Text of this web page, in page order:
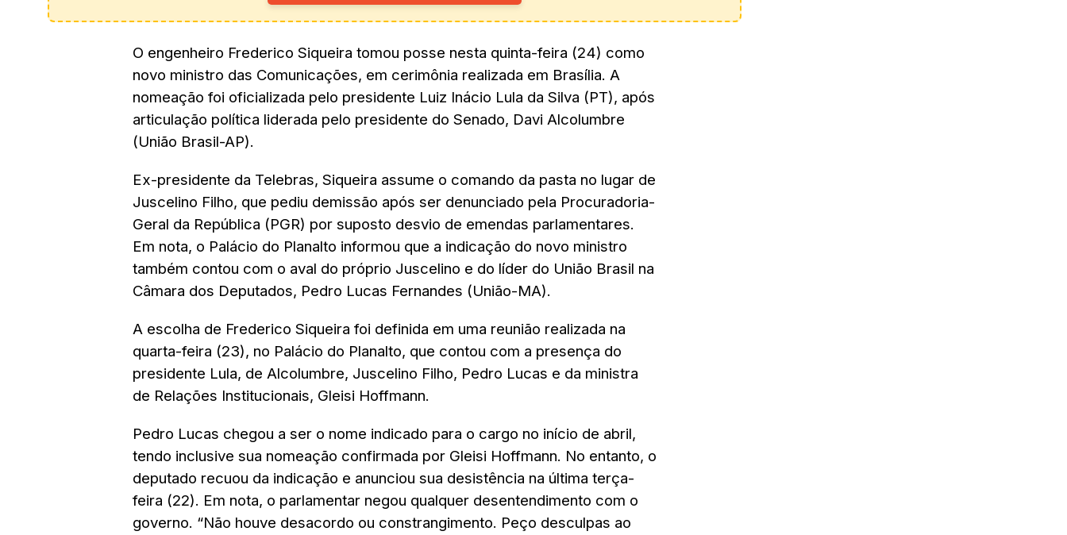
O engenheiro Frederico Siqueira tomou posse nesta quinta-feira (24) como
novo ministro das Comunicações, em cerimônia realizada em Brasília. A
nomeação foi oficializada pelo presidente Luiz Inácio Lula da Silva (PT), após
articulação política liderada pelo presidente do Senado, Davi Alcolumbre
(União Brasil-AP).
Ex-presidente da Telebras, Siqueira assume o comando da pasta no lugar de
Juscelino Filho, que pediu demissão após ser denunciado pela Procuradoria-
Geral da República (PGR) por suposto desvio de emendas parlamentares.
Em nota, o Palácio do Planalto informou que a indicação do novo ministro
também contou com o aval do próprio Juscelino e do líder do União Brasil na
Câmara dos Deputados, Pedro Lucas Fernandes (União-MA).
A escolha de Frederico Siqueira foi definida em uma reunião realizada na
quarta-feira (23), no Palácio do Planalto, que contou com a presença do
presidente Lula, de Alcolumbre, Juscelino Filho, Pedro Lucas e da ministra
de Relações Institucionais, Gleisi Hoffmann.
Pedro Lucas chegou a ser o nome indicado para o cargo no início de abril,
tendo inclusive sua nomeação confirmada por Gleisi Hoffmann. No entanto, o
deputado recuou da indicação e anunciou sua desistência na última terça-
feira (22). Em nota, o parlamentar negou qualquer desentendimento com o
governo. “Não houve desacordo ou constrangimento. Peço desculpas ao